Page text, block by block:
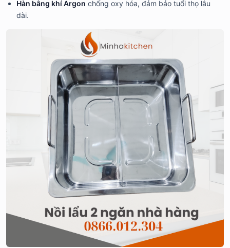
Hàn bằng khí Argon chống oxy hóa, đảm bảo tuổi thọ lâu
dài.